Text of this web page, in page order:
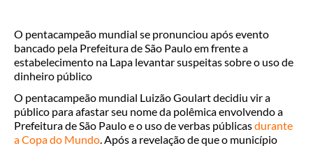
O pentacampeão mundial se pronunciou após evento
bancado pela Prefeitura de São Paulo em frente a
estabelecimento na Lapa levantar suspeitas sobre o uso de
dinheiro público
O pentacampeão mundial Luizão Goulart decidiu vir a
público para afastar seu nome da polêmica envolvendo a
Prefeitura de São Paulo e o uso de verbas públicasdurante
a Copa do Mundo . Após a revelação de que o município